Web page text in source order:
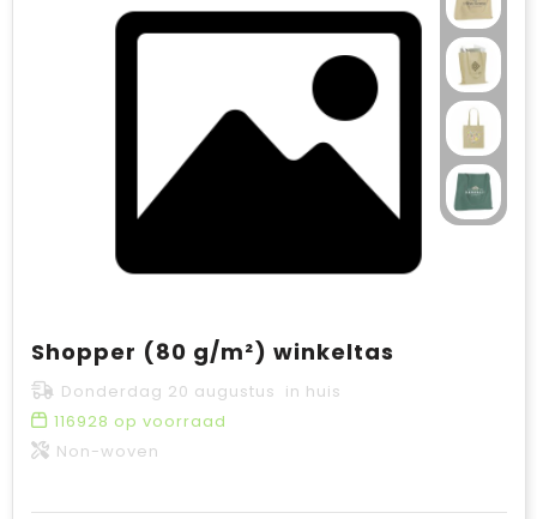
Shopper (80 g/m²) winkeltas
Donderdag 20 augustus in huis
116928 op voorraad
Non-woven